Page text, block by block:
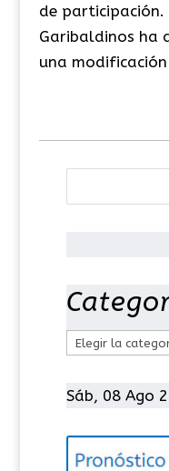
de participación.
Garibaldinos ha
una
t
g
Sáb, 08 Ago